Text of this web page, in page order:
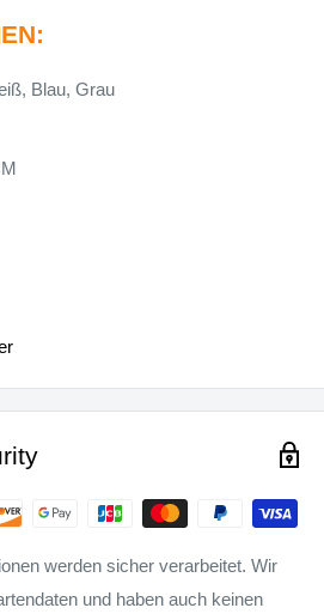
Blau, Grau
werden sicher verarbeitet. Wir
und haben auch keinen